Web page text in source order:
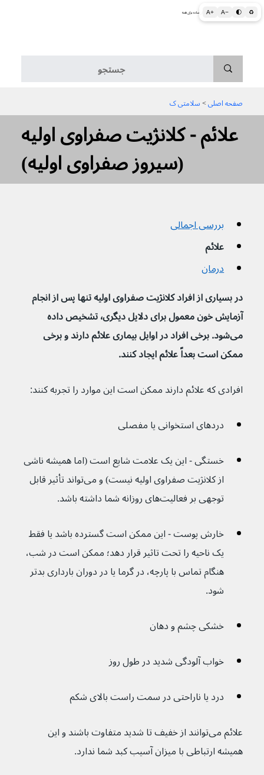
A+ A− 🌓 ♻ اطلاعات پزشکی و بهداشتی به زبان ساده برای همه
صفحه اصلی > سلامتی ک
علائم - کلانژیت صفراوی اولیه
(سیروز صفراوی اولیه)
بررسی اجمالی
علائم
درمان
در بسیاری از افراد کلانژیت صفراوی اولیه تنها پس از انجام
آزمایش خون معمول برای دلایل دیگری٬ تشخیص داده
می‌شود. برخی افراد در اوایل بیماری علائم دارند و برخی
ممکن است بعداً علائم ایجاد کنند.
افرادی که علائم دارند ممکن است این موارد را تجربه کنند:
دردهای استخوانی یا مفصلی
خستگی - این یک علامت شایع است (اما همیشه ناشی
از کلانژیت صفراوی اولیه نیست) و می‌تواند تأثیر قابل
توجهی بر فعالیت‌های روزانه شما داشته باشد.
خارش پوست - این ممکن است گسترده باشد یا فقط
یک ناحیه را تحت تاثیر قرار دهد؛ ممکن است در شب،
هنگام تماس با پارچه، در گرما یا در دوران بارداری بدتر
شود.
خشکی چشم و دهان
خواب آلودگی شدید در طول روز
درد یا ناراحتی در سمت راست بالای شکم
علائم می‌توانند از خفیف تا شدید متفاوت باشند و این
همیشه ارتباطی با میزان آسیب کبد شما ندارد.